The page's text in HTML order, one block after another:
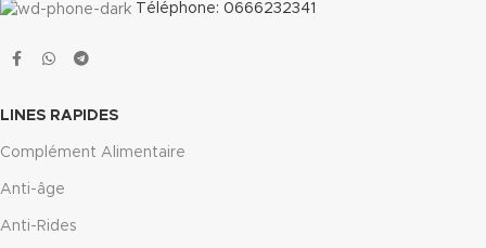
Téléphone: 0666232341
LINES RAPIDES
Complément Alimentaire
Anti-âge
Anti-Rides